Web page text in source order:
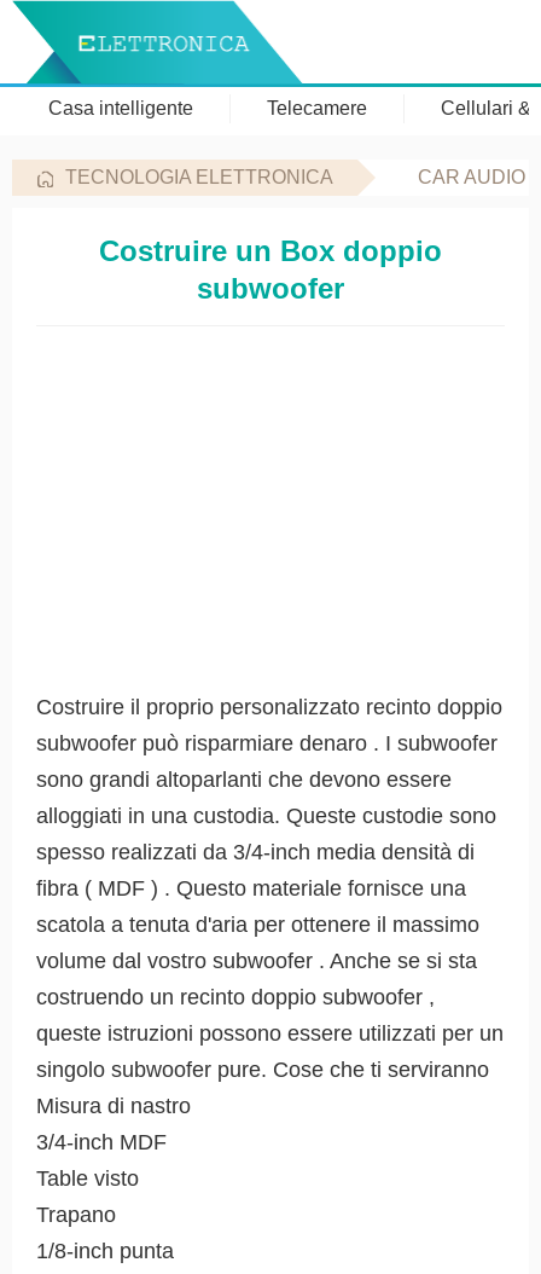
Casa intelligente Telecamere Cellulari &
TECNOLOGIA ELETTRONICA CAR AUDIO
Costruire un Box doppio
subwoofer
Costruire il proprio personalizzato recinto doppio
subwoofer può risparmiare denaro . I subwoofer
sono grandi altoparlanti che devono essere
alloggiati in una custodia. Queste custodie sono
spesso realizzati da 3/4-inch media densità di
fibra ( MDF ) . Questo materiale fornisce una
scatola a tenuta d'aria per ottenere il massimo
volume dal vostro subwoofer . Anche se si sta
costruendo un recinto doppio subwoofer ,
queste istruzioni possono essere utilizzati per un
singolo subwoofer pure. Cose che ti serviranno
Misura di nastro
3/4-inch MDF
Table visto
Trapano
1/8-inch punta